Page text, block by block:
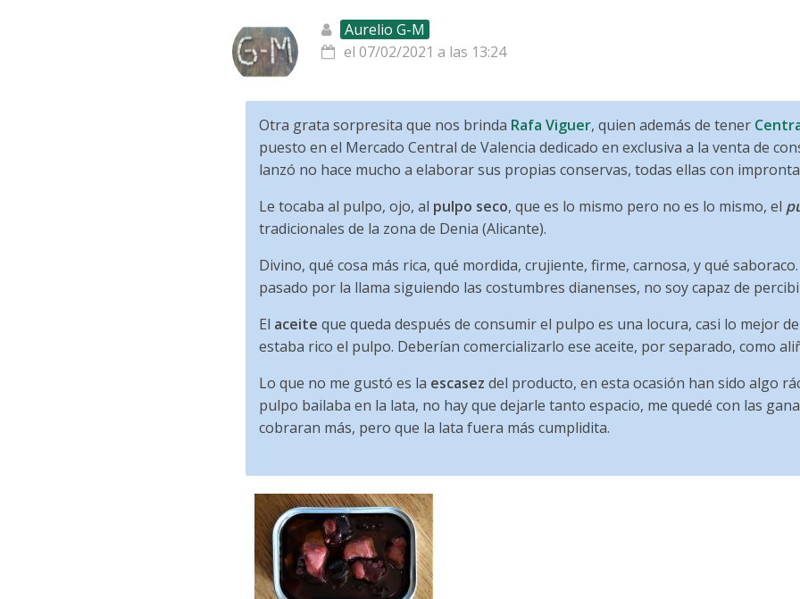
Aurelio G-M
el 07/02/2021 a las 13:24
Otra grata sorpresita que nos brinda Rafa Viguer, quien además de tener
puesto en el Mercado Central de Valencia dedicado en exclusiva a la venta de
lanzó no hace mucho a elaborar sus propias conservas, todas ellas con
Le tocaba al pulpo, ojo, al pulpo seco, que es lo mismo pero no es lo mismo, el
tradicionales de la zona de Denia (Alicante).
Divino, qué cosa más rica, qué mordida, crujiente, firme, carnosa, y qué
pasado por la llama siguiendo las costumbres dianenses, no soy capaz de
El aceite que queda después de consumir el pulpo es una locura, casi lo mejor
estaba rico el pulpo. Deberían comercializarlo ese aceite, por separado, como
Lo que no me gustó es la escasez del producto, en esta ocasión han sido algo
pulpo bailaba en la lata, no hay que dejarle tanto espacio, me quedé con las
cobraran más, pero que la lata fuera más cumplidita.